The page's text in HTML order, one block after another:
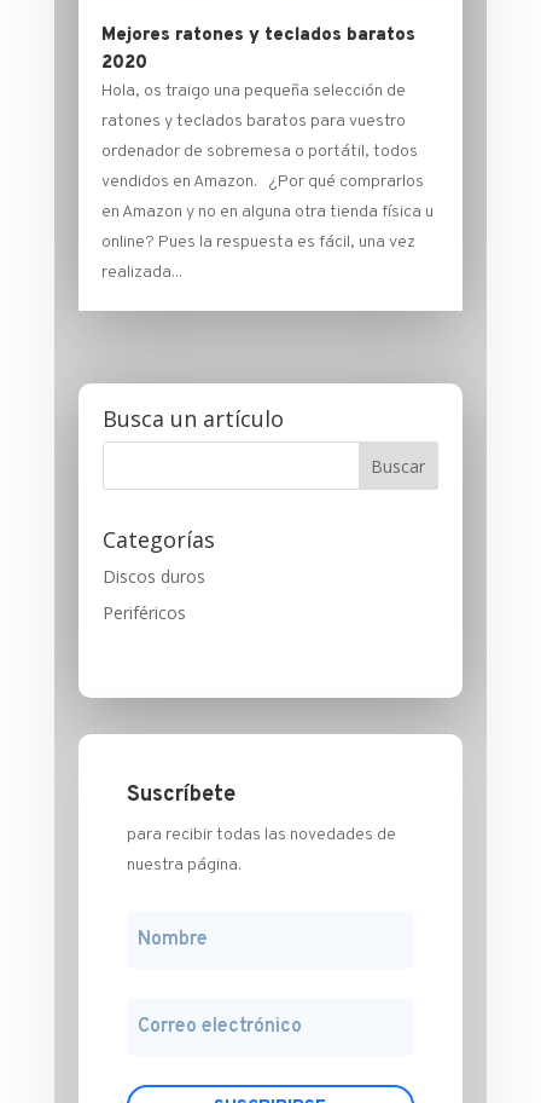
Mejores ratones y teclados baratos
2020
Hola, os traigo una pequeña selección de
ratones y teclados baratos para vuestro
ordenador de sobremesa o portátil, todos
vendidos en Amazon. ¿Por qué comprarlos
en Amazon y no en alguna otra tienda física u
online? Pues la respuesta es fácil, una vez
realizada...
Busca un artículo
Categorías
Discos duros
Periféricos
Suscríbete
para recibir todas las novedades de
nuestra página.